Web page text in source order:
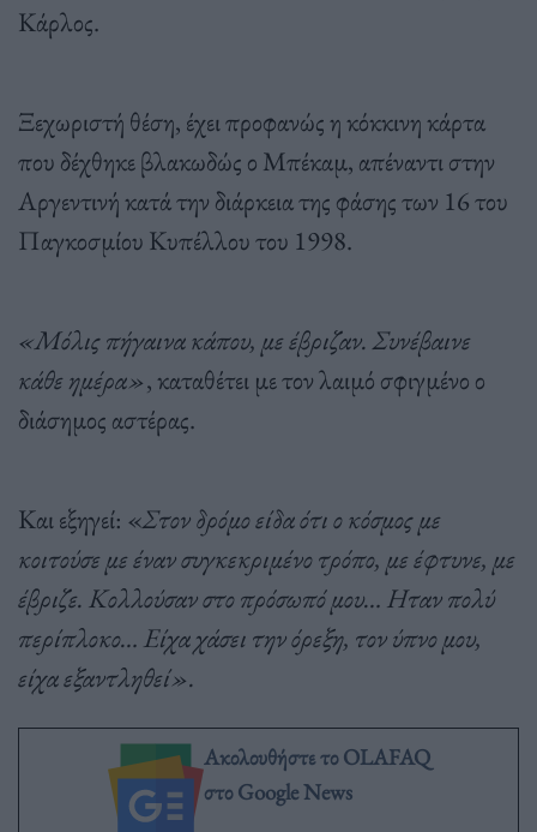
Κάρλος.
Ξεχωριστή θέση, έχει προφανώς η κόκκινη κάρτα
που δέχθηκε βλακωδώς ο Μπέκαμ, απέναντι στην
Αργεντινή κατά την διάρκεια της φάσης των 16 του
Παγκοσμίου Κυπέλλου του 1998.
«Μόλις πήγαινα κάπου, με έβριζαν. Συνέβαινε
κάθε ημέρα», καταθέτει με τον λαιμό σφιγμένο ο
διάσημος αστέρας.
Και εξηγεί: «Στον δρόμο είδα ότι ο κόσμος με
κοιτούσε με έναν συγκεκριμένο τρόπο, με έφτυνε, με
έβριζε. Κολλούσαν στο πρόσωπό μου… Ηταν πολύ
περίπλοκο… Είχα χάσει την όρεξη, τον ύπνο μου,
είχα εξαντληθεί».
Ακολουθήστε το OLAFAQ
στο Google News